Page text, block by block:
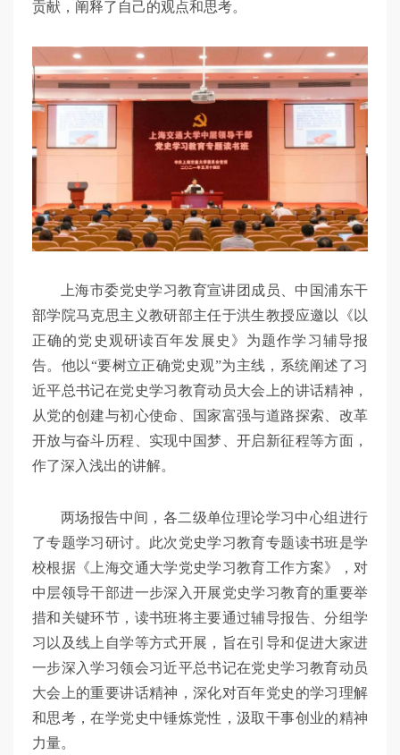
贡献，阐释了自己的观点和思考。
上海市委党史学习教育宣讲团成员、中国浦东干
部学院马克思主义教研部主任于洪生教授应邀以《以
正确的党史观研读百年发展史》为题作学习辅导报
告。他以“要树立正确党史观”为主线，系统阐述了习
近平总书记在党史学习教育动员大会上的讲话精神，
从党的创建与初心使命、国家富强与道路探索、改革
开放与奋斗历程、实现中国梦、开启新征程等方面，
作了深入浅出的讲解。
两场报告中间，各二级单位理论学习中心组进行
了专题学习研讨。此次党史学习教育专题读书班是学
校根据《上海交通大学党史学习教育工作方案》，对
中层领导干部进一步深入开展党史学习教育的重要举
措和关键环节，读书班将主要通过辅导报告、分组学
习以及线上自学等方式开展，旨在引导和促进大家进
一步深入学习领会习近平总书记在党史学习教育动员
大会上的重要讲话精神，深化对百年党史的学习理解
和思考，在学党史中锤炼党性，汲取干事创业的精神
力量。